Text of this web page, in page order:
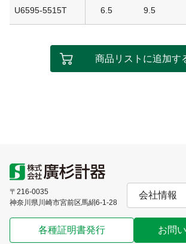
U6595-5515T 6.5 9.5
商品リストに追加す
〒216-0035
神奈川県川崎市宮前区馬絹6-1-28
会社情報
各種証明書発行 お問